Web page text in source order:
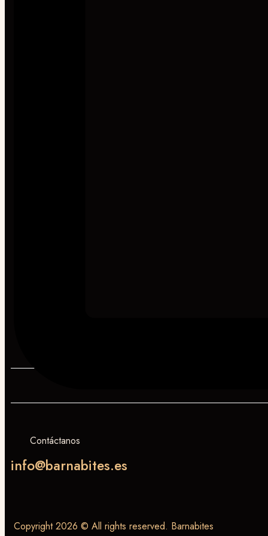
Contáctanos
info@barnabites.es
Copyright 2026 © All rights reserved. Barnabites